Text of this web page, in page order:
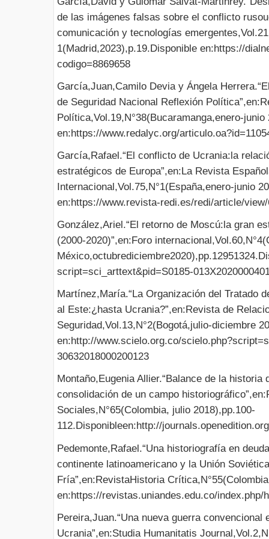
de las imágenes falsas sobre el conflicto
comunicación y tecnologías
1(Madrid,2023),p.19.Disponible en:https://
codigo=8869658
García,Juan,Camilo Devia y Ángela
de Seguridad Nacional Reflexión
Política,Vol.19,N°38(Bucaramanga,enero-
en:https://www.redalyc.org/
García,Rafael.“El conflicto de Ucrania:la
estratégicos de Europa”,en:La Revista
Internacional,Vol.75,N°1(España,enero-junio
en:https://www.revista-redi.es/redi/article/
González,Ariel.“El retorno de Moscú:la gran
(2000-2020)”,en:Foro
script=sci_arttext&pid=S0185-
Martínez,María.“La Organización del Tratado
al Este:¿hasta Ucrania?”,en:Revista de
Seguridad,Vol.13,N°2(Bogotá,julio-diciembre
en:http://www.scielo.org.co/
30632018000200123
Montaño,Eugenia Allier.“Balance de la
consolidación de un campo
Sociales,N°65(Colombia, julio 2018),pp.100-
112.Disponibleen:http://
Pedemonte,Rafael.“Una historiografía en
continente latinoamericano y la Unión
Fría”,en:RevistaHistoria
en:https://revistas.uniandes.edu.co/index.php/
Pereira,Juan.“Una nueva guerra convencional
Ucrania”,en:Studia Humanitatis